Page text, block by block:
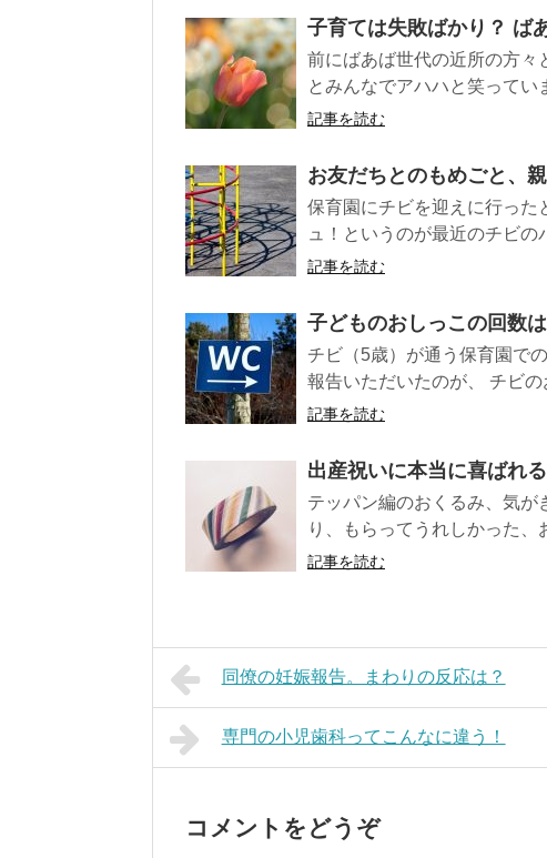
子育ては失敗ばかり？ ば
前にばあば世代の近所の方々
とみんなでアハハと笑ってい
記事を読む
お友だちとのもめごと、
保育園にチビを迎えに行った
ュ！というのが最近のチビ
記事を読む
子どものおしっこの回数は
チビ（5歳）が通う保育園で
報告いただいたのが、 チビ
記事を読む
出産祝いに本当に喜ばれ
テッパン編のおくるみ、気が
り、もらってうれしかった
記事を読む
同僚の妊娠報告。まわりの反応は？
専門の小児歯科ってこんなに違う！
コメントをどうぞ